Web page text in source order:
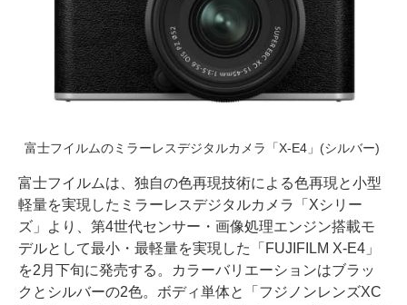
富士フイルムのミラーレスデジタルカメラ「X-E4」(シルバー)
富士フイルムは、独自の色再現技術による色再現と小型
軽量を実現したミラーレスデジタルカメラ「Xシリー
ズ」より、第4世代センサー・画像処理エンジン搭載モ
デルとして最小・最軽量を実現した「FUJIFILM X-E4」
を2月下旬に発売する。カラーバリエーションはブラッ
クとシルバーの2色。ボディ単体と「フジノンレンズXC